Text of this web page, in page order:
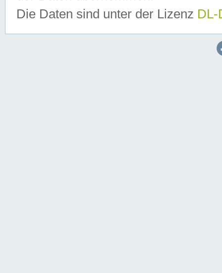
Die Daten sind unter der Lizenz